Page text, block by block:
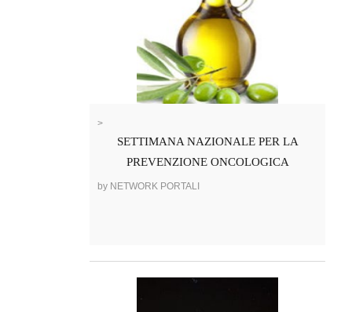
>
SETTIMANA NAZIONALE PER LA
PREVENZIONE ONCOLOGICA
by NETWORK PORTALI